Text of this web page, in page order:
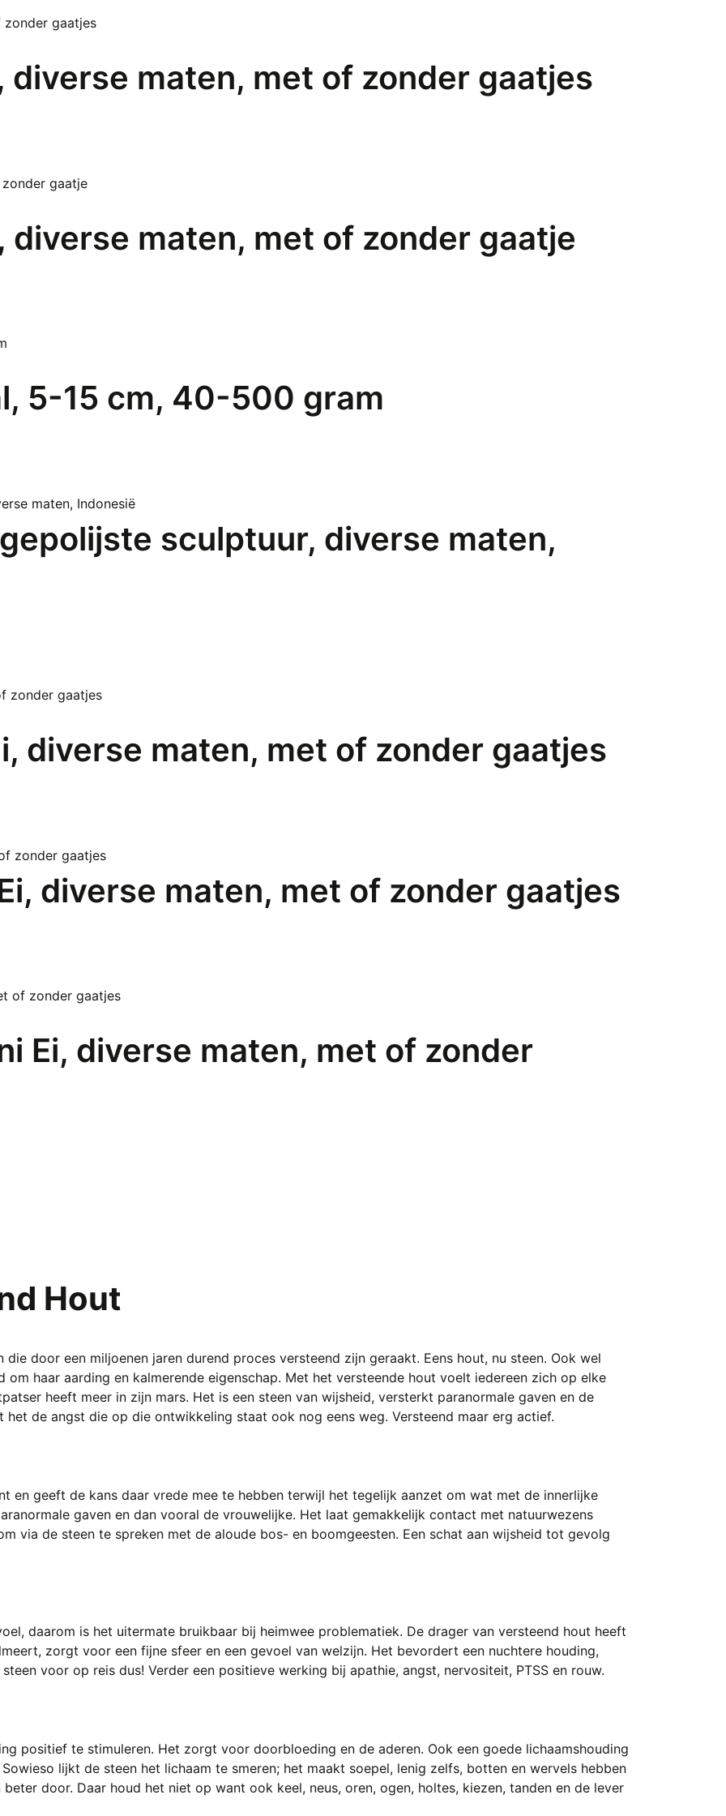
diverse maten, met of zonder gaatjes
diverse maten, met of zonder gaatje
5-15 cm, 40-500 gram
sculptuur, diverse maten,
diverse maten, met of zonder gaatjes
diverse maten, met of zonder gaatjes
Ei, diverse maten, met of zonder
Hout
door een miljoenen jaren durend proces versteend zijn geraakt. Eens hout, nu steen. Ook wel
haar aarding en kalmerende eigenschap. Met het versteende hout voelt iedereen zich op elke
heeft meer in zijn mars. Het is een steen van wijsheid, versterkt paranormale gaven en de
de angst die op die ontwikkeling staat ook nog eens weg. Versteend maar erg actief.
en geeft de kans daar vrede mee te hebben terwijl het tegelijk aanzet om wat met de innerlijke
gaven en dan vooral de vrouwelijke. Het laat gemakkelijk contact met natuurwezens
via de steen te spreken met de aloude bos- en boomgeesten. Een schat aan wijsheid tot gevolg
daarom is het uitermate bruikbaar bij heimwee problematiek. De drager van versteend hout heeft
zorgt voor een fijne sfeer en een gevoel van welzijn. Het bevordert een nuchtere houding,
voor op reis dus! Verder een positieve werking bij apathie, angst, nervositeit, PTSS en rouw.
positief te stimuleren. Het zorgt voor doorbloeding en de aderen. Ook een goede lichaamshouding
lijkt de steen het lichaam te smeren; het maakt soepel, lenig zelfs, botten en wervels hebben
door. Daar houd het niet op want ook keel, neus, oren, ogen, holtes, kiezen, tanden en de lever